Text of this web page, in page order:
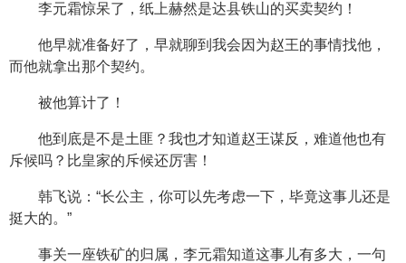
李元霜惊呆了，纸上赫然是达县铁山的买卖契约！
他早就准备好了，早就聊到我会因为赵王的事情找他，
而他就拿出那个契约。
被他算计了！
他到底是不是土匪？我也才知道赵王谋反，难道他也有
斥候吗？比皇家的斥候还厉害！
韩飞说：“长公主，你可以先考虑一下，毕竟这事儿还是
挺大的。”
事关一座铁矿的归属，李元霜知道这事儿有多大，一句